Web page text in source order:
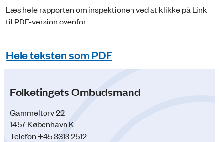
Læs hele rapporten om inspektionen ved at klikke på Link
til PDF-version ovenfor.
Hele teksten som PDF
Folketingets Ombudsmand
Gammeltorv 22
1457 København K
Telefon +45 3313 2512